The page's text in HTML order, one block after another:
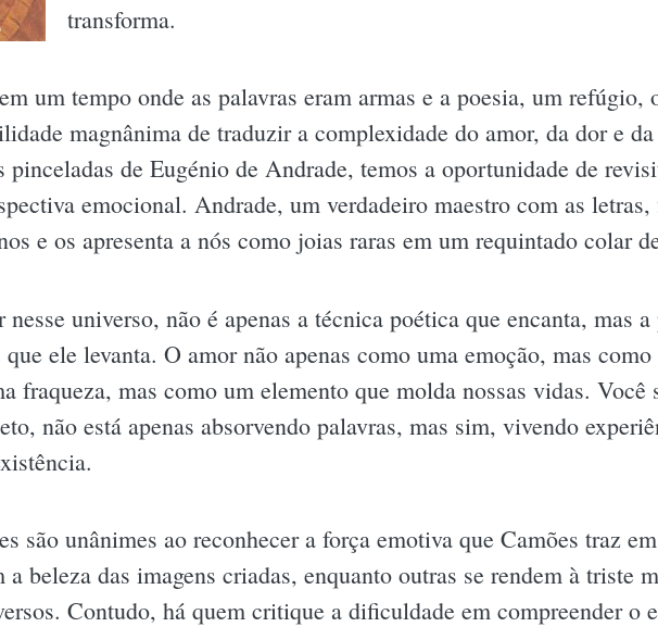
transforma.
um tempo onde as palavras eram armas e a poesia, um refúgio,
magnânima de traduzir a complexidade do amor, da dor e
pinceladas de Eugénio de Andrade, temos a oportunidade de
emocional. Andrade, um verdadeiro maestro com as
e os apresenta a nós como joias raras em um requintado colar
nesse universo, não é apenas a técnica poética que encanta, mas
que ele levanta. O amor não apenas como uma emoção, mas
fraqueza, mas como um elemento que molda nossas vidas. Você
não está apenas absorvendo palavras, mas sim, vivendo
são unânimes ao reconhecer a força emotiva que Camões traz
a beleza das imagens criadas, enquanto outras se rendem à triste
Contudo, há quem critique a dificuldade em compreender o